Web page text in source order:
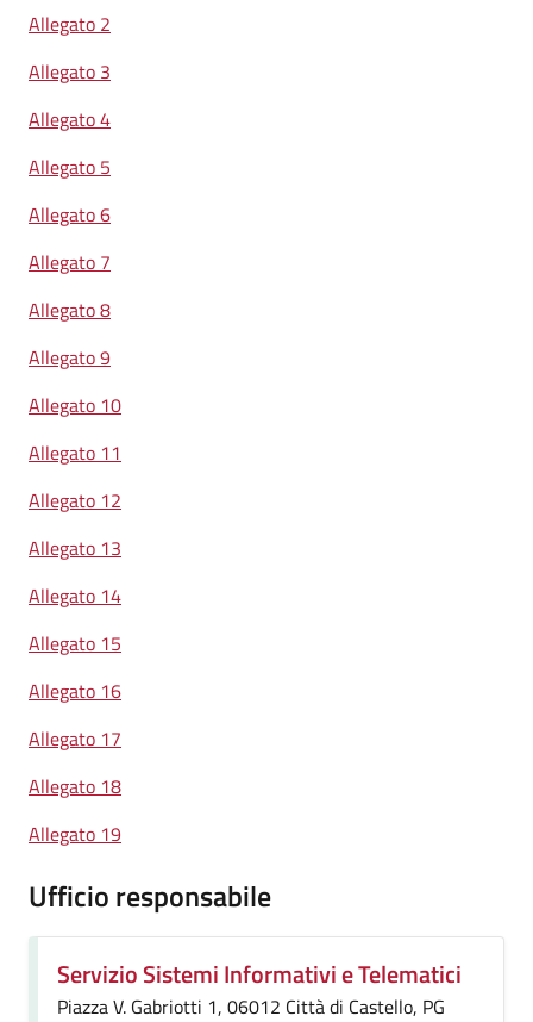
Allegato 2
Allegato 3
Allegato 4
Allegato 5
Allegato 6
Allegato 7
Allegato 8
Allegato 9
Allegato 10
Allegato 11
Allegato 12
Allegato 13
Allegato 14
Allegato 15
Allegato 16
Allegato 17
Allegato 18
Allegato 19
Ufficio responsabile
Servizio Sistemi Informativi e Telematici
Piazza V. Gabriotti 1, 06012 Città di Castello, PG